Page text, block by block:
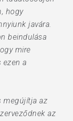
hogy
javára.
beindulása
mire
ezen a
megújítja az
az